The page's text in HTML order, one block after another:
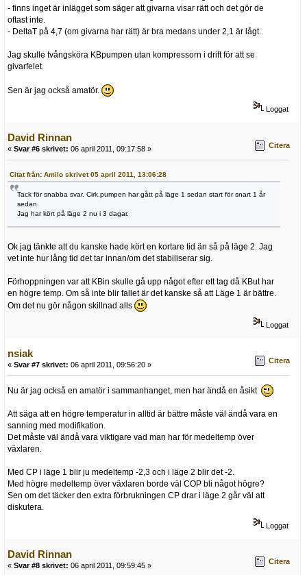
- finns inget är inlägget som säger att givarna visar rätt och det gör de
oftast inte.
- DeltaT på 4,7 (om givarna har rätt) är bra medans under 2,1 är lågt.
Jag skulle tvångsköra KBpumpen utan kompressorn i drift för att se
givarfelet.
Sen är jag också amatör.
Loggat
David Rinnan
« Svar #6 skrivet: 06 april 2011, 09:17:58 » Citera
Citat från: Amilo skrivet 05 april 2011, 13:06:28
Tack för snabba svar. Cirk.pumpen har gått på läge 1 sedan start för snart 1 år
sedan.
Jag har kört på läge 2 nu i 3 dagar.
Ok jag tänkte att du kanske hade kört en kortare tid än så på läge 2. Jag
vet inte hur lång tid det tar innan/om det stabiliserar sig.
Förhoppningen var att KBin skulle gå upp något efter ett tag då KBut har
en högre temp. Om så inte blir fallet är det kanske så att Läge 1 är bättre.
Om det nu gör någon skillnad alls
Loggat
nsiak
« Svar #7 skrivet: 06 april 2011, 09:56:20 » Citera
Nu är jag också en amatör i sammanhanget, men har ändå en åsikt
Att säga att en högre temperatur in alltid är bättre måste väl ändå vara en
sanning med modifikation.
Det måste väl ändå vara viktigare vad man har för medeltemp över
växlaren.
Med CP i läge 1 blir ju medeltemp -2,3 och i läge 2 blir det -2.
Med högre medeltemp över växlaren borde väl COP bli något högre?
Sen om det täcker den extra förbrukningen CP drar i läge 2 går väl att
diskutera.
Loggat
David Rinnan
« Svar #8 skrivet: 06 april 2011, 09:59:45 » Citera